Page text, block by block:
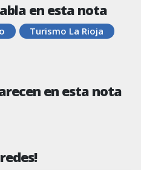
en esta nota
Turismo La Rioja
en esta nota